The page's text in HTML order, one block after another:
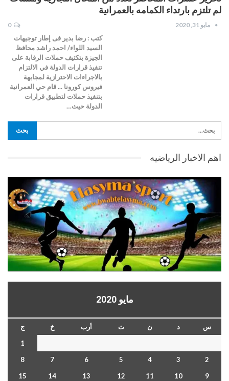
لم تلتزم بارتداء الكمامه بالعمرانية
مايو 31, 2020 0
كتب : رضا بدير فى إطار توجيهات
السيد اللواء/ احمد راشد محافظ
الجيزة بتكثيف حملات الرقابة على
تنفيذ قرارات الدولة في الالتزام
بالاجراءات الاحترازية لمجابهة
فيروس كورونا ... قام حي العمرانية
بتنفيذ حملات لتطبيق قرارات
الدولة حيث…
اهم الاخبار الرياضيه
مايو 2020
س د ن ث أرب خ
ج
1
2
3
4
5
6
7
8
9
10
11
12
13
14
15